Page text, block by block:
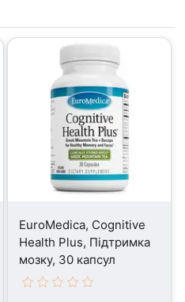
EuroMedica, Cognitive
Health Plus, Підтримка
мозку, 30 капсул